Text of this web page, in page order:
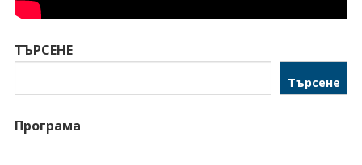
ТЪРСЕНЕ
Търсене
Програма